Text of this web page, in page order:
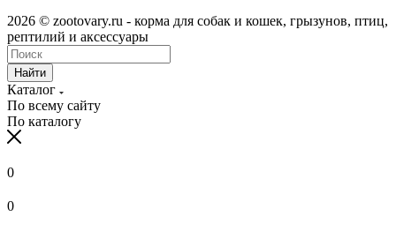
2026 © zootovary.ru - корма для собак и кошек, грызунов, птиц,
рептилий и аксессуары
Найти
Каталог
По всему сайту
По каталогу
0
0